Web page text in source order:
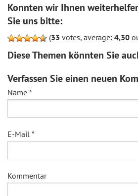
Konnten wir Ihnen
Sie uns bitte:
(33 votes, average: 4,30
Diese Themen könnten Sie
Verfassen Sie einen neuen
Name *
E-Mail *
Kommentar